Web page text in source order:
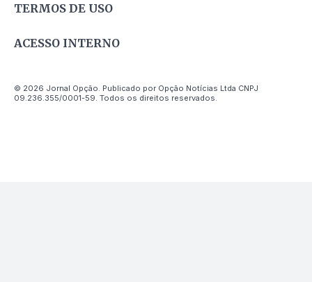
TERMOS DE USO
ACESSO INTERNO
© 2026 Jornal Opção. Publicado por Opção Notícias Ltda CNPJ
09.236.355/0001-59. Todos os direitos reservados.